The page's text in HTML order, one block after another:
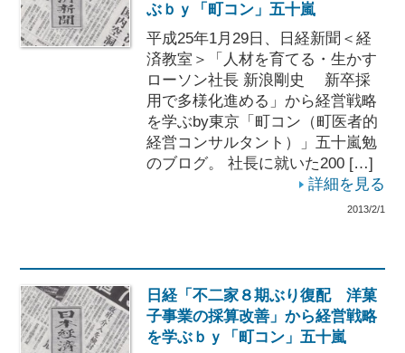
ぶｂｙ「町コン」五十嵐
平成25年1月29日、日経新聞＜経
済教室＞「人材を育てる・生かす
ローソン社長 新浪剛史 新卒採
用で多様化進める」から経営戦略
を学ぶby東京「町コン（町医者的
経営コンサルタント）」五十嵐勉
のブログ。 社長に就いた200 […]
詳細を見る
2013/2/1
日経「不二家８期ぶり復配 洋菓
子事業の採算改善」から経営戦略
を学ぶｂｙ「町コン」五十嵐